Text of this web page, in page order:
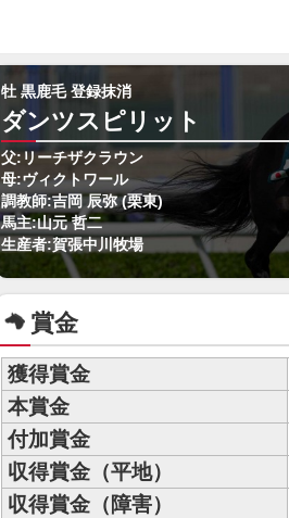
牡 黒鹿毛 登録抹消
ダンツスピリット
父:リーチザクラウン
母:ヴィクトワール
調教師:吉岡 辰弥 (栗東)
馬主:山元 哲二
生産者:賀張中川牧場
賞金
獲得賞金
本賞金
付加賞金
収得賞金（平地）
収得賞金（障害）